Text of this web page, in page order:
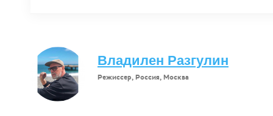
Владилен Разгулин
Режиссер, Россия, Москва